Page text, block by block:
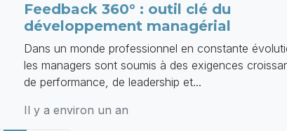
Feedback 360° : outil clé du
développement managérial
Dans un monde professionnel en constante
les managers sont soumis à des exigences
de performance, de leadership et...
Il y a environ un an